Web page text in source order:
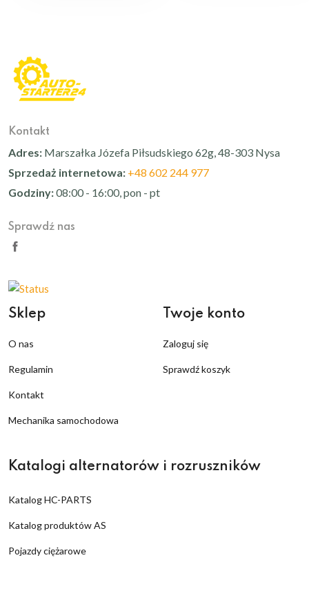
Kontakt
Adres: Marszałka Józefa Piłsudskiego 62g, 48-303 Nysa
Sprzedaż internetowa: +48 602 244 977
Godziny:08:00 - 16:00, pon - pt
Sprawdź nas
Sklep
O nas
Regulamin
Kontakt
Mechanika samochodowa
Twoje konto
Zaloguj się
Sprawdź koszyk
Katalogi alternatorów i rozruszników
Katalog HC-PARTS
Katalog produktów AS
Pojazdy ciężarowe